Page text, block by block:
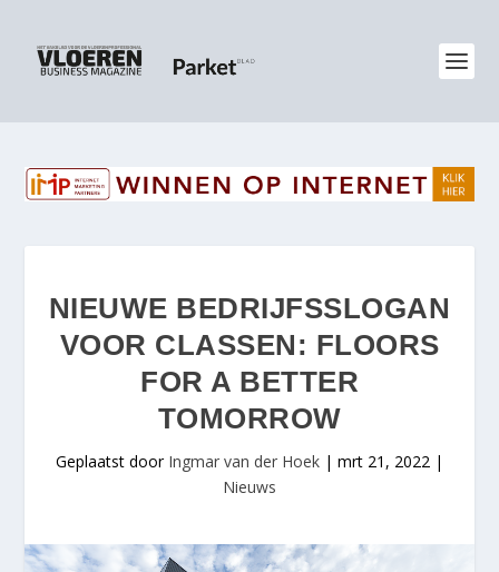
NIEUWE BEDRIJFSSLOGAN
VOOR CLASSEN: FLOORS
FOR A BETTER
TOMORROW
Geplaatst door Ingmar van der Hoek | mrt 21, 2022 |
Nieuws